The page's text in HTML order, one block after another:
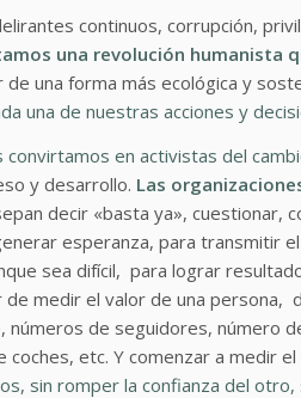
continuos, corrupción,
una revolución humanista
una forma más ecológica y
una de nuestras acciones y
convirtamos en activistas del
y desarrollo. Las
decir «basta ya», cuestionar,
esperanza, para transmitir
sea difícil, para lograr
medir el valor de una persona,
números de seguidores, número
etc. Y comenzar a medir
sin romper la confianza del